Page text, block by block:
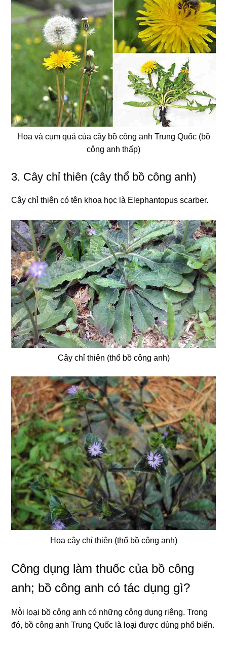
Hoa và cụm quả của cây bồ công anh Trung Quốc (bồ
công anh thấp)
3. Cây chỉ thiên (cây thổ bồ công anh)
Cây chỉ thiên có tên khoa học là Elephantopus scarber.
Cây chỉ thiên (thổ bồ công anh)
Hoa cây chỉ thiên (thổ bồ công anh)
Công dụng làm thuốc của bồ công
anh; bồ công anh có tác dụng gì?
Mỗi loại bồ công anh có những công dụng riêng. Trong
đó, bồ công anh Trung Quốc là loại được dùng phổ biến.